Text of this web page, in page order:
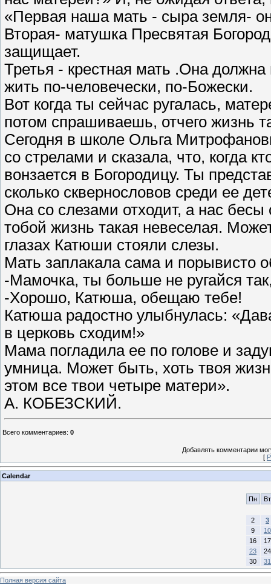
«Первая наша мать - сыра земля-
Вторая- матушка Пресвятая
защищает.
Третья - крестная мать .Она
жить по-человечески, по-Божески.
Вот когда ты сейчас ругалась,
потом спрашиваешь, отчего жизнь
Сегодня в школе Ольга
со стрелами и сказала, что, когда
вонзается в Богородицу. Ты
сколько сквернословов среди ее
Она со слезами отходит, а нас
тобой жизнь такая невеселая.
глазах Катюши стояли слезы.
Мать заплакала сама и порывисто
-Мамочка, ты больше не ругайся
-Хорошо, Катюша, обещаю тебе!
Катюша радостно улыбнулась:
в церковь сходим!»
Мама погладила ее по голове и
умница. Может быть, хоть твоя
этом все твои четыре матери».
А. КОБЕЗСКИЙ.
Всего комментариев: 0
Добавлять комментарии
[
Calendar
Пн Вт
2
3
9
10
16
17
23
24
30
31
Полная версия сайта